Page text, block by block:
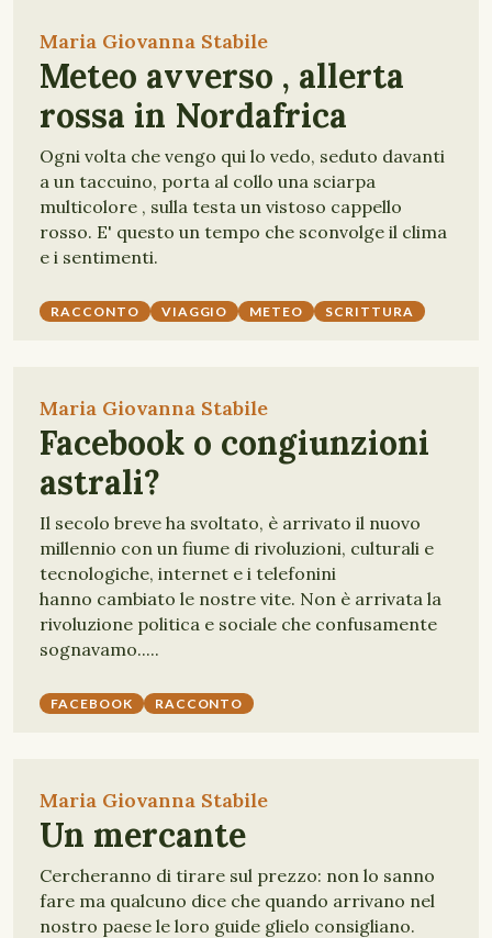
Maria Giovanna Stabile
Meteo avverso , allerta
rossa in Nordafrica
Ogni volta che vengo qui lo vedo, seduto davanti
a un taccuino, porta al collo una sciarpa
multicolore , sulla testa un vistoso cappello
rosso. E' questo un tempo che sconvolge il clima
e i sentimenti.
RACCONTO VIAGGIO METEO SCRITTURA
Maria Giovanna Stabile
Facebook o congiunzioni
astrali?
Il secolo breve ha svoltato, è arrivato il nuovo
millennio con un fiume di rivoluzioni, culturali e
tecnologiche, internet e i telefonini
hanno cambiato le nostre vite. Non è arrivata la
rivoluzione politica e sociale che confusamente
sognavamo.....
FACEBOOK RACCONTO
Maria Giovanna Stabile
Un mercante
Cercheranno di tirare sul prezzo: non lo sanno
fare ma qualcuno dice che quando arrivano nel
nostro paese le loro guide glielo consigliano.